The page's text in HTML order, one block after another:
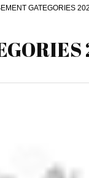
GATEGORIES